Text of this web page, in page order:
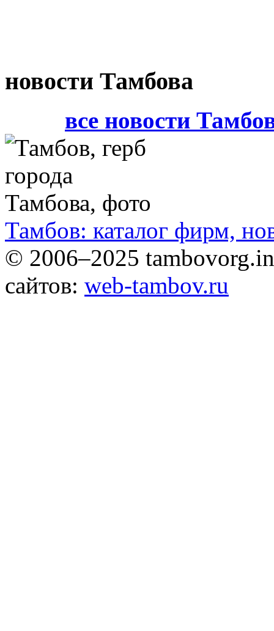
новости Тамбова
все новости
Тамбов: каталог фирм,
© 2006–2025
сайтов: web-tambov.ru